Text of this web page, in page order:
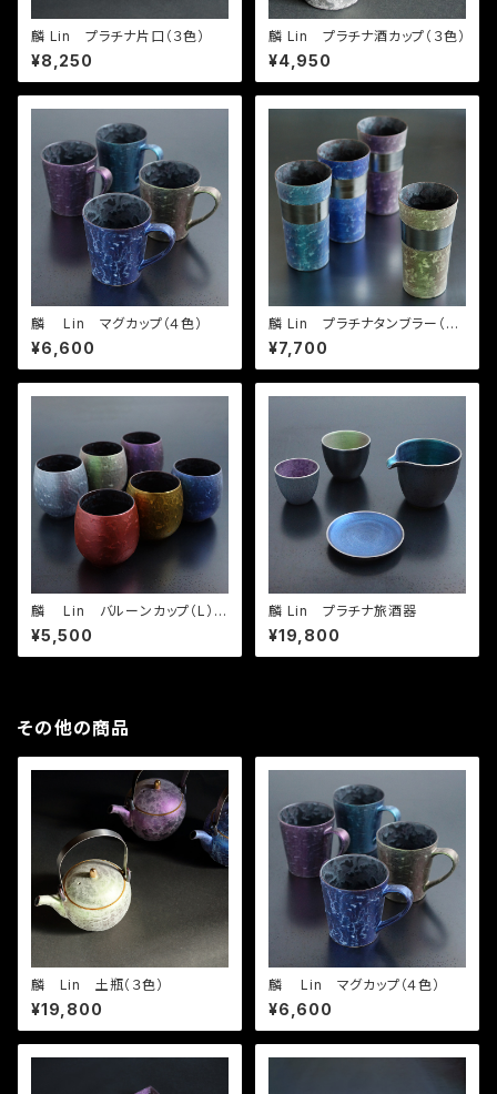
麟 Lin プラチナ片口（３色）
¥8,250
麟 Lin プラチナ酒カップ（３色）
¥4,950
麟 Lin マグカップ（４色）
¥6,600
麟 Lin プラチナタンブラー（４
色）
¥7,700
麟 Lin バルーンカップ（L）
（３色）
¥5,500
麟 Lin プラチナ旅酒器
¥19,800
その他の商品
麟 Lin 土瓶（３色）
¥19,800
麟 Lin マグカップ（４色）
¥6,600